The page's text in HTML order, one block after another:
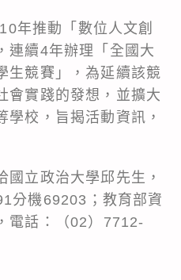
年推動「數位人文創
連續4年辦理「全國大
生競賽」，為延續該競
會實踐的發想，並擴大
學校，旨揭活動資訊，
國立政治大學邱先生，
分機69203；教育部資
電話：（02）7712-